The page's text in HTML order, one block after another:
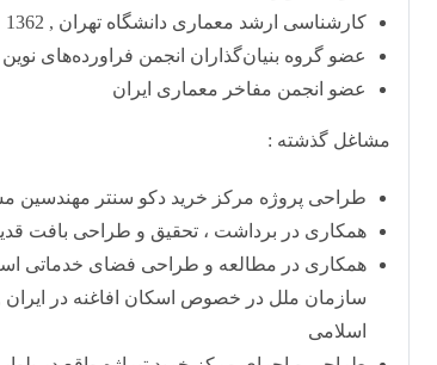
کارشناسی ارشد معماری دانشگاه تهران , 1362
عضو گروه بنیان‌گذاران انجمن فراورده‌های
عضو انجمن مفاخر معماری ایران
مشاغل گذشته :
طراحی پروژه مرکز خرید دکو سنتر مهندسین
همکاری در برداشت ، تحقیق و طراحی بافت
همکاری در مطالعه و طراحی فضای خدماتی
سازمان ملل در خصوص اسکان افاغنه در
اسلامی